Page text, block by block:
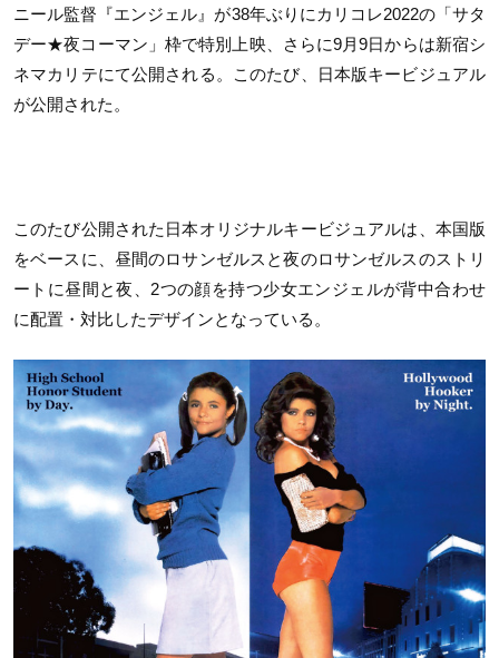
ニール監督『エンジェル』が38年ぶりにカリコレ2022の「サタ
デー★夜コーマン」枠で特別上映、さらに9月9日からは新宿シ
ネマカリテにて公開される。このたび、日本版キービジュアル
が公開された。
このたび公開された日本オリジナルキービジュアルは、本国版
をベースに、昼間のロサンゼルスと夜のロサンゼルスのストリ
ートに昼間と夜、2つの顔を持つ少女エンジェルが背中合わせ
に配置・対比したデザインとなっている。